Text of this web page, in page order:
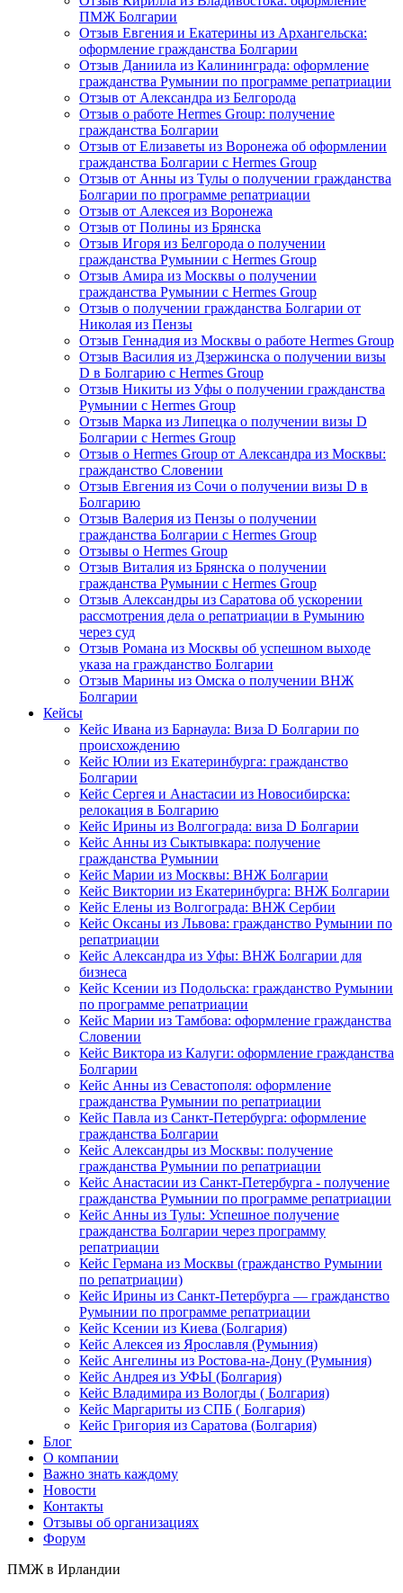
ПМЖ Болгарии
Отзыв Евгения и Екатерины из Архангельска:
оформление гражданства Болгарии
Отзыв Даниила из Калининграда: оформление
гражданства Румынии по программе репатриации
Отзыв от Александра из Белгорода
Отзыв о работе Hermes Group: получение
гражданства Болгарии
Отзыв от Елизаветы из Воронежа об оформлении
гражданства Болгарии с Hermes Group
Отзыв от Анны из Тулы о получении гражданства
Болгарии по программе репатриации
Отзыв от Алексея из Воронежа
Отзыв от Полины из Брянска
Отзыв Игоря из Белгорода о получении
гражданства Румынии с Hermes Group
Отзыв Амира из Москвы о получении
гражданства Румынии с Hermes Group
Отзыв о получении гражданства Болгарии от
Николая из Пензы
Отзыв Геннадия из Москвы о работе Hermes Group
Отзыв Василия из Дзержинска о получении визы
D в Болгарию с Hermes Group
Отзыв Никиты из Уфы о получении гражданства
Румынии с Hermes Group
Отзыв Марка из Липецка о получении визы D
Болгарии с Hermes Group
Отзыв о Hermes Group от Александра из Москвы:
гражданство Словении
Отзыв Евгения из Сочи о получении визы D в
Болгарию
Отзыв Валерия из Пензы о получении
гражданства Болгарии с Hermes Group
Отзывы о Hermes Group
Отзыв Виталия из Брянска о получении
гражданства Румынии с Hermes Group
Отзыв Александры из Саратова об ускорении
рассмотрения дела о репатриации в Румынию
через суд
Отзыв Романа из Москвы об успешном выходе
указа на гражданство Болгарии
Отзыв Марины из Омска о получении ВНЖ
Болгарии
Кейсы
Кейс Ивана из Барнаула: Виза D Болгарии по
происхождению
Кейс Юлии из Екатеринбурга: гражданство
Болгарии
Кейс Сергея и Анастасии из Новосибирска:
релокация в Болгарию
Кейс Ирины из Волгограда: виза D Болгарии
Кейс Анны из Сыктывкара: получение
гражданства Румынии
Кейс Марии из Москвы: ВНЖ Болгарии
Кейс Виктории из Екатеринбурга: ВНЖ Болгарии
Кейс Елены из Волгограда: ВНЖ Сербии
Кейс Оксаны из Львова: гражданство Румынии по
репатриации
Кейс Александра из Уфы: ВНЖ Болгарии для
бизнеса
Кейс Ксении из Подольска: гражданство Румынии
по программе репатриации
Кейс Марии из Тамбова: оформление гражданства
Словении
Кейс Виктора из Калуги: оформление гражданства
Болгарии
Кейс Анны из Севастополя: оформление
гражданства Румынии по репатриации
Кейс Павла из Санкт-Петербурга: оформление
гражданства Болгарии
Кейс Александры из Москвы: получение
гражданства Румынии по репатриации
Кейс Анастасии из Санкт-Петербурга - получение
гражданства Румынии по программе репатриации
Кейс Анны из Тулы: Успешное получение
гражданства Болгарии через программу
репатриации
Кейс Германа из Москвы (гражданство Румынии
по репатриации)
Кейс Ирины из Санкт-Петербурга — гражданство
Румынии по программе репатриации
Кейс Ксении из Киева (Болгария)
Кейс Алексея из Ярославля (Румыния)
Кейс Ангелины из Ростова-на-Дону (Румыния)
Кейс Андрея из УФЫ (Болгария)
Кейс Владимира из Вологды ( Болгария)
Кейс Маргариты из СПБ ( Болгария)
Кейс Григория из Саратова (Болгария)
Блог
О компании
Важно знать каждому
Новости
Контакты
Отзывы об организациях
Форум
ПМЖ в Ирландии